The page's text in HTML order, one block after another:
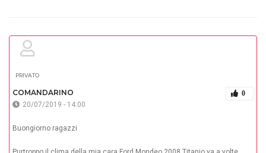
PRIVATO
COMANDARINO 0
20/07/2019 - 14:00
Buongiorno ragazzi